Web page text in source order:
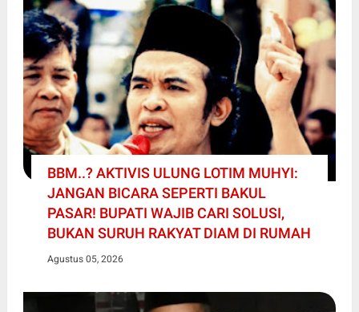
BBM..? AKTIVIS ULUNG LOTIM MUHYI:
JANGAN BICARA SEPERTI BAKUL
PASAR! BUPATI WAJIB CARI SOLUSI,
BUKAN SURUH RAKYAT DIAM DI RUMAH
Agustus 05, 2026